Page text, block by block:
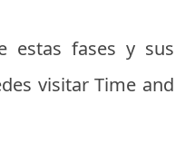
estas fases y sus
visitarTime and